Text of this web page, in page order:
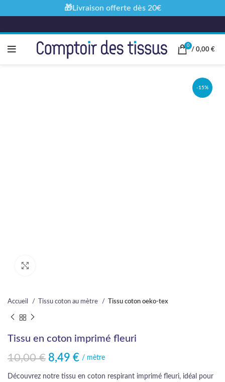
0
/ 0,00 €
-15%
Accueil Tissu coton au mètre Tissu coton oeko-tex
Tissu en coton imprimé fleuri
10,00€
Le prix initial était : 10,00 €.
8,49 €
Le prix actuel est : 8,49 €./ mètre
Découvrez notre tissu en coton respirant imprimé fleuri, idéal pour
🎁Livraison offerte dès 20€